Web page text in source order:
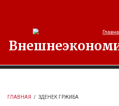
ГЛАВНАЯ / ЗДЕНЕК ГРЖИБА